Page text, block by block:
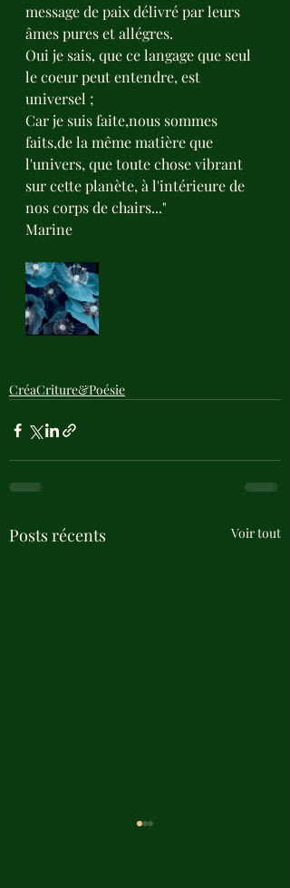
message de paix délivré par leurs
âmes pures et allégres.
Oui je sais, que ce langage que seul
le coeur peut entendre, est
universel ;
Car je suis faite,nous sommes
faits,de la même matière que
l'univers, que toute chose vibrant
sur cette planète, à l'intérieure de
nos corps de chairs..."
Marine
CréaCriture&Poésie
Posts récents Voir tout